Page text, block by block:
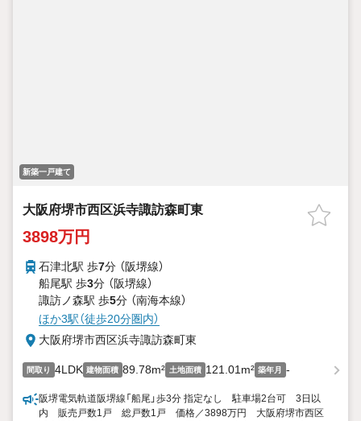
新築一戸建て
大阪府堺市西区浜寺諏訪森町東
3898万円
石津北駅 歩7分 （阪堺線）
船尾駅 歩3分 （阪堺線）
諏訪ノ森駅 歩5分 （南海本線）
ほか3駅（徒歩20分圏内）
大阪府堺市西区浜寺諏訪森町東
間取り 4LDK 建物面積 89.78m² 土地面積 121.01m² 築年月 -
阪堺電気軌道阪堺線「船尾」歩3分 指定なし 駐車場2台可 3日以
内 販売戸数1戸 総戸数1戸 価格／3898万円 大阪府堺市西区